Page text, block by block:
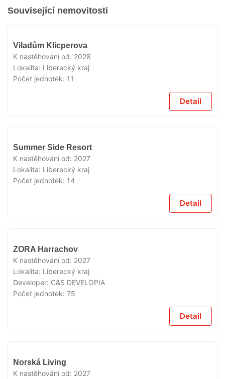
Související nemovitosti
Viladům Klicperova
K nastěhování od: 2028
Lokalita: Liberecký kraj
Počet jednotek: 11
Detail
Summer Side Resort
K nastěhování od: 2027
Lokalita: Liberecký kraj
Počet jednotek: 14
Detail
ZORA Harrachov
K nastěhování od: 2027
Lokalita: Liberecký kraj
Developer: C&S DEVELOPIA
Počet jednotek: 75
Detail
Norská Living
K nastěhování od: 2027